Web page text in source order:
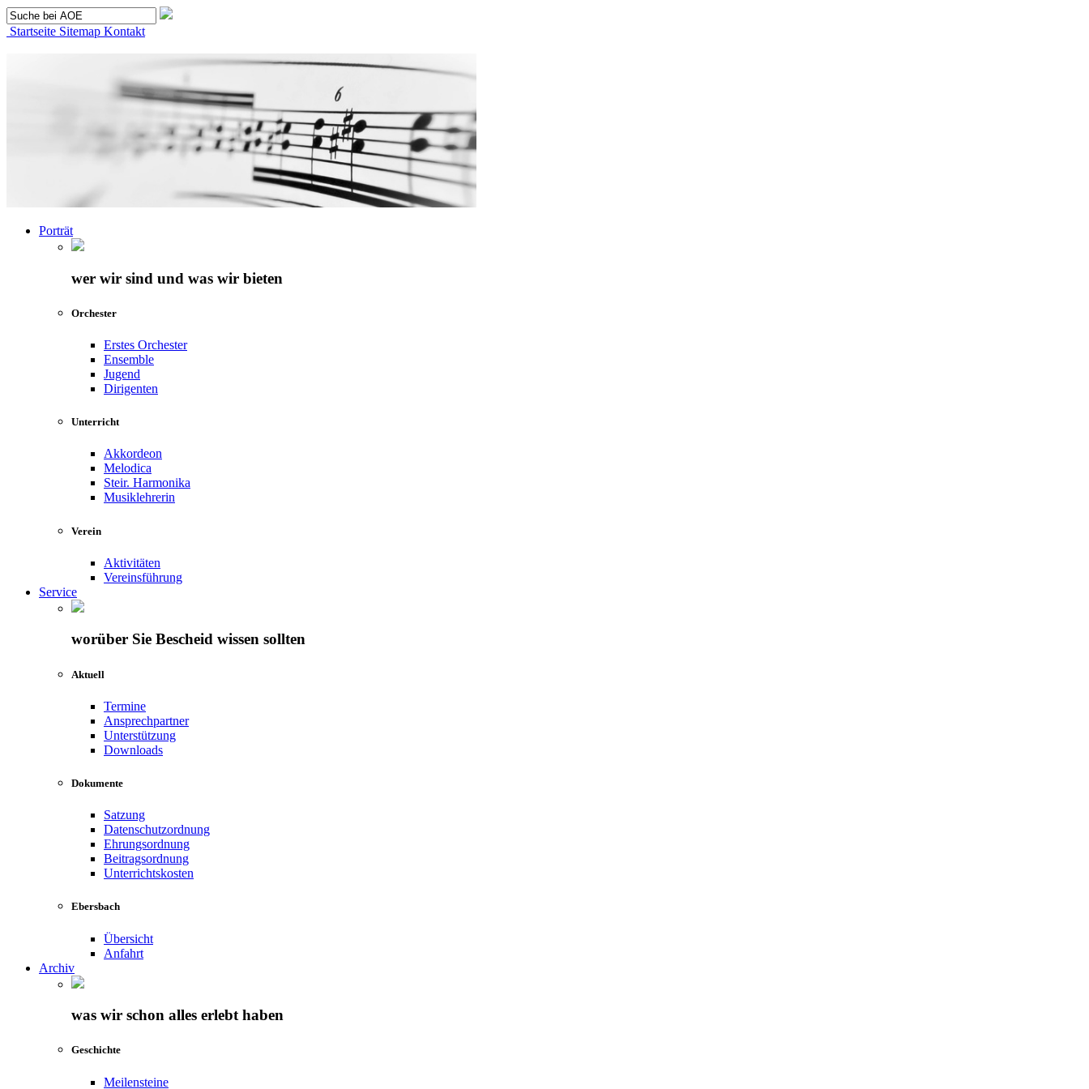
Startseite Sitemap Kontakt
Porträt
wer wir sind und was wir bieten
Orchester
Erstes Orchester
Ensemble
Jugend
Dirigenten
Unterricht
Akkordeon
Melodica
Steir. Harmonika
Musiklehrerin
Verein
Aktivitäten
Vereinsführung
Service
worüber Sie Bescheid wissen sollten
Aktuell
Termine
Ansprechpartner
Unterstützung
Downloads
Dokumente
Satzung
Datenschutzordnung
Ehrungsordnung
Beitragsordnung
Unterrichtskosten
Ebersbach
Übersicht
Anfahrt
Archiv
was wir schon alles erlebt haben
Geschichte
Meilensteine